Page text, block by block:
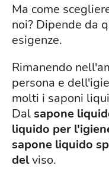
Ma come
noi? Dipende da
esigenze.
Rimanendo
persona e
molti i saponi
Dalsapone
liquido per
sapone liquido
delviso.